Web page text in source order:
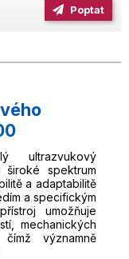
Poptat
ultrazvukový
spektrum
a adaptabilitě
a specifickým
umožňuje
mechanických
významně